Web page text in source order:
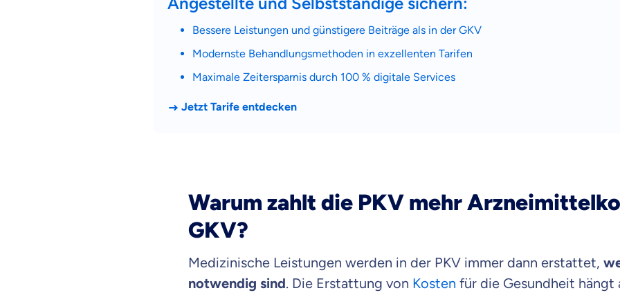
Bessere Leistungen und günstigere Beiträge als in der GKV
Modernste Behandlungsmethoden in exzellenten Tarifen
Maximale Zeitersparnis durch 100 % digitale Services
Jetzt Tarife entdecken
Warum zahlt die PKV mehr
GKV?
Medizinische Leistungen werden in der PKV immer dann erstattet,
notwendig sind. Die Erstattung von Kosten für die Gesundheit hängt
Zahnzusatz